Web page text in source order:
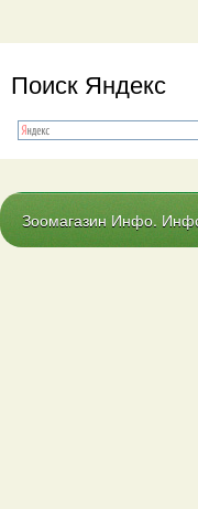
Поиск Яндекс
Зоомагазин Инфо.